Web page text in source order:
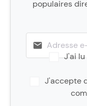
populaires
J'ai
J'accepte